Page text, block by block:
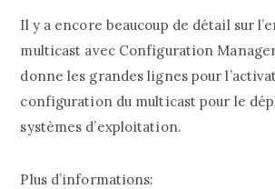
Il y a encore beaucoup de détail sur
multicast avec Configuration
donne les grandes lignes pour
configuration du multicast pour le
systèmes d’exploitation.
Plus d’informations: